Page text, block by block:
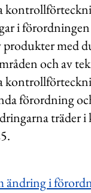
i
med
och av
förordning
träder i
ändring i